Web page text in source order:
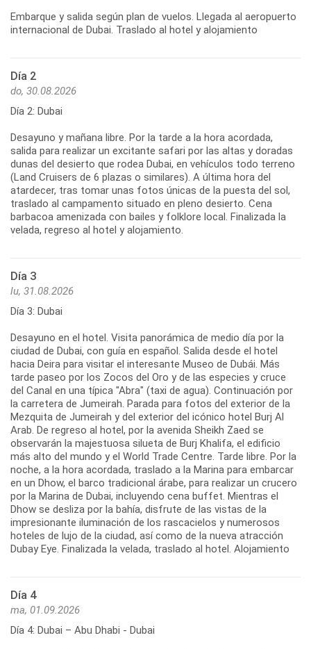
Embarque y salida según plan de vuelos. Llegada al aeropuerto
internacional de Dubai. Traslado al hotel y alojamiento
Día 2
do, 30.08.2026
Día 2: Dubai
Desayuno y mañana libre. Por la tarde a la hora acordada,
salida para realizar un excitante safari por las altas y doradas
dunas del desierto que rodea Dubai, en vehículos todo terreno
(Land Cruisers de 6 plazas o similares). A última hora del
atardecer, tras tomar unas fotos únicas de la puesta del sol,
traslado al campamento situado en pleno desierto. Cena
barbacoa amenizada con bailes y folklore local. Finalizada la
velada, regreso al hotel y alojamiento.
Día 3
lu, 31.08.2026
Día 3: Dubai
Desayuno en el hotel. Visita panorámica de medio día por la
ciudad de Dubai, con guía en español. Salida desde el hotel
hacia Deira para visitar el interesante Museo de Dubái. Más
tarde paseo por los Zocos del Oro y de las especies y cruce
del Canal en una típica "Abra" (taxi de agua). Continuación por
la carretera de Jumeirah. Parada para fotos del exterior de la
Mezquita de Jumeirah y del exterior del icónico hotel Burj Al
Arab. De regreso al hotel, por la avenida Sheikh Zaed se
observarán la majestuosa silueta de Burj Khalifa, el edificio
más alto del mundo y el World Trade Centre. Tarde libre. Por la
noche, a la hora acordada, traslado a la Marina para embarcar
en un Dhow, el barco tradicional árabe, para realizar un crucero
por la Marina de Dubai, incluyendo cena buffet. Mientras el
Dhow se desliza por la bahía, disfrute de las vistas de la
impresionante iluminación de los rascacielos y numerosos
hoteles de lujo de la ciudad, así como de la nueva atracción
Dubay Eye. Finalizada la velada, traslado al hotel. Alojamiento
Día 4
ma, 01.09.2026
Día 4: Dubai – Abu Dhabi - Dubai